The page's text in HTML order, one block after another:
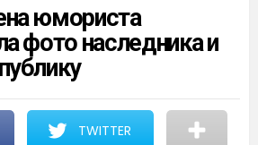
юмориста
фото наследника и
TWITTER